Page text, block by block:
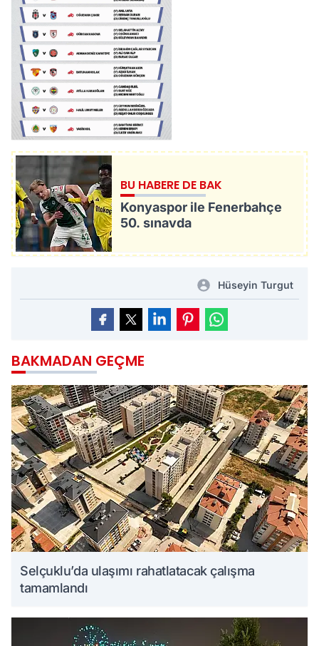
BU HABERE DE BAK
Konyaspor ile Fenerbahçe
50. sınavda
Hüseyin Turgut
BAKMADAN GEÇME
Selçuklu’da ulaşımı rahatlatacak çalışma
tamamlandı